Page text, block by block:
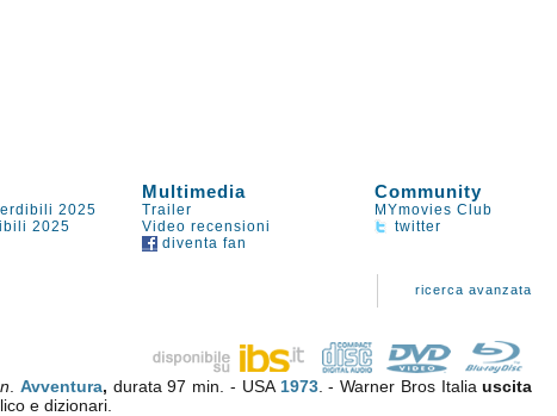
Multimedia Community
2025 Trailer
MYmovies Club
2025 Video recensioni
twitter
diventa fan
ricerca avanzata
Avventura, durata 97 min. - USA 1973. - Warner Bros Italiauscita
e dizionari.